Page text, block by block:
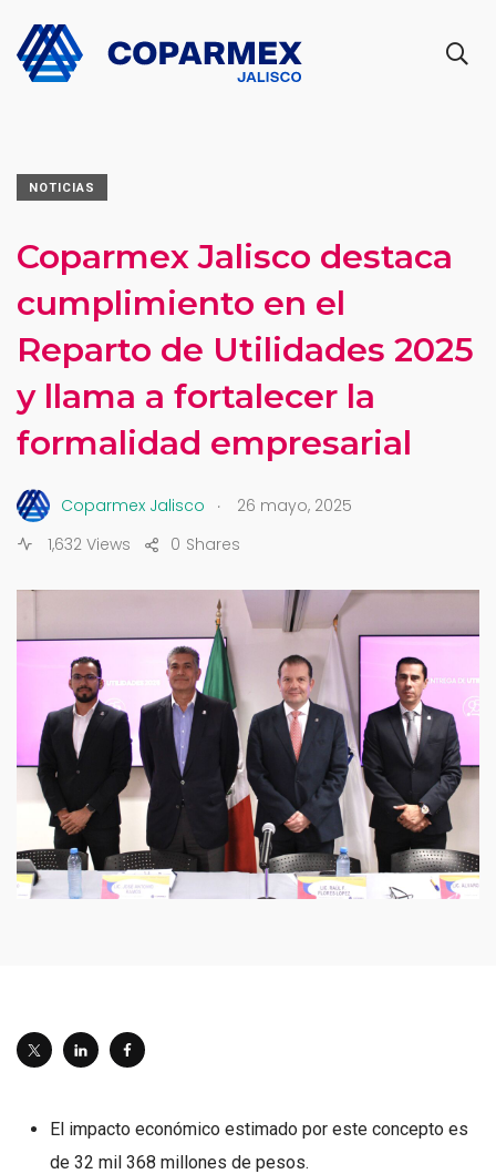
NOTICIAS
Coparmex Jalisco destaca
cumplimiento en el
Reparto de Utilidades 2025
y llama a fortalecer la
formalidad empresarial
Coparmex Jalisco .
26 mayo, 2025
1,632 Views
Shares
0
El impacto económico estimado por este concepto es
de 32 mil 368 millones de pesos.